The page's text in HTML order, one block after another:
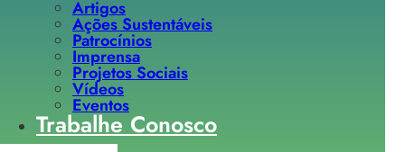
Artigos
Ações Sustentáveis
Patrocínios
Imprensa
Projetos Sociais
Vídeos
Eventos
Trabalhe Conosco